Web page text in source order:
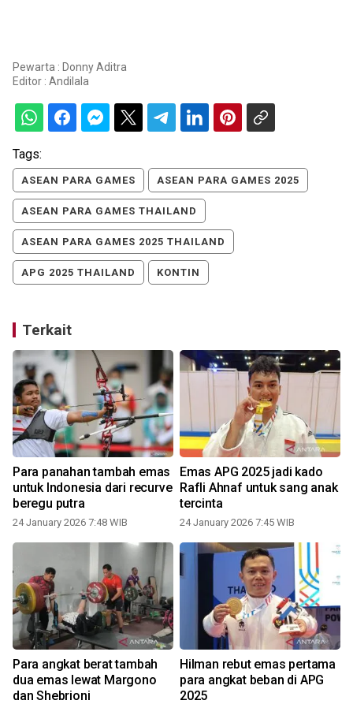
Pewarta : Donny Aditra
Editor : Andilala
Tags:
ASEAN PARA GAMES ASEAN PARA GAMES 2025
ASEAN PARA GAMES THAILAND
ASEAN PARA GAMES 2025 THAILAND
APG 2025 THAILAND KONTIN
Terkait
Para panahan tambah emas
untuk Indonesia dari recurve
beregu putra
24 January 2026 7:48 WIB
Emas APG 2025 jadi kado
Rafli Ahnaf untuk sang anak
tercinta
24 January 2026 7:45 WIB
Para angkat berat tambah
dua emas lewat Margono
dan Shebrioni
Hilman rebut emas pertama
para angkat beban di APG
2025